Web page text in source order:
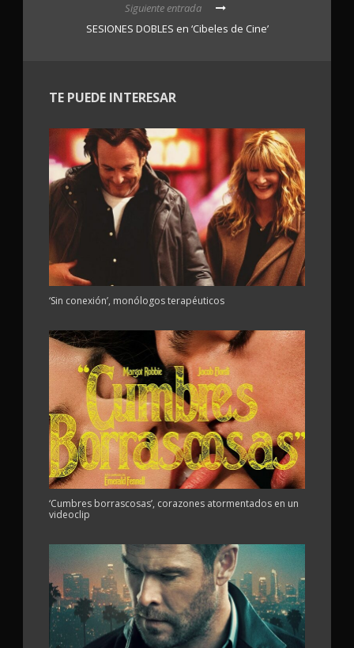
Siguiente entrada
SESIONES DOBLES en ‘Cibeles de Cine’
TE PUEDE INTERESAR
‘Sin conexión’, monólogos terapéuticos
‘Cumbres borrascosas’, corazones atormentados en un
videoclip